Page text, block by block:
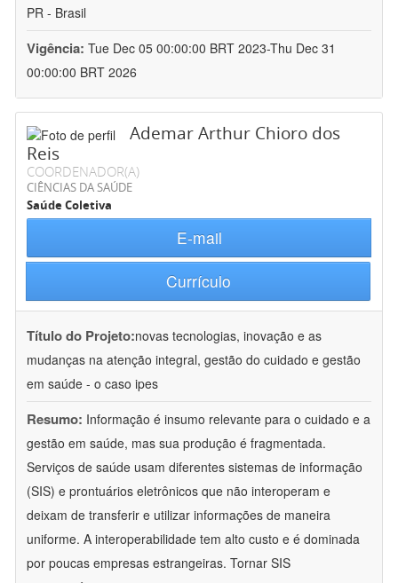
PR - Brasil
Vigência: Tue Dec 05 00:00:00 BRT 2023-Thu Dec 31
00:00:00 BRT 2026
Ademar Arthur Chioro dos
Reis
COORDENADOR(A)
CIÊNCIAS DA SAÚDE
Saúde Coletiva
E-mail
Currículo
Título do Projeto:novas tecnologias, inovação e as
mudanças na atenção integral, gestão do cuidado e gestão
em saúde - o caso ipes
Resumo: Informação é insumo relevante para o cuidado e a
gestão em saúde, mas sua produção é fragmentada.
Serviços de saúde usam diferentes sistemas de informação
(SIS) e prontuários eletrônicos que não interoperam e
deixam de transferir e utilizar informações de maneira
uniforme. A interoperabilidade tem alto custo e é dominada
por poucas empresas estrangeiras. Tornar SIS